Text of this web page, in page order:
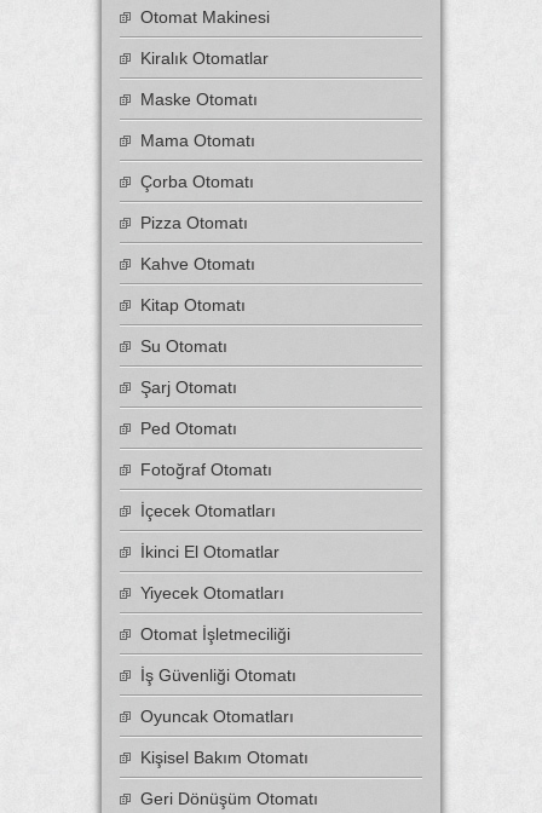
Otomat Makinesi
Kiralık Otomatlar
Maske Otomatı
Mama Otomatı
Çorba Otomatı
Pizza Otomatı
Kahve Otomatı
Kitap Otomatı
Su Otomatı
Şarj Otomatı
Ped Otomatı
Fotoğraf Otomatı
İçecek Otomatları
İkinci El Otomatlar
Yiyecek Otomatları
Otomat İşletmeciliği
İş Güvenliği Otomatı
Oyuncak Otomatları
Kişisel Bakım Otomatı
Geri Dönüşüm Otomatı